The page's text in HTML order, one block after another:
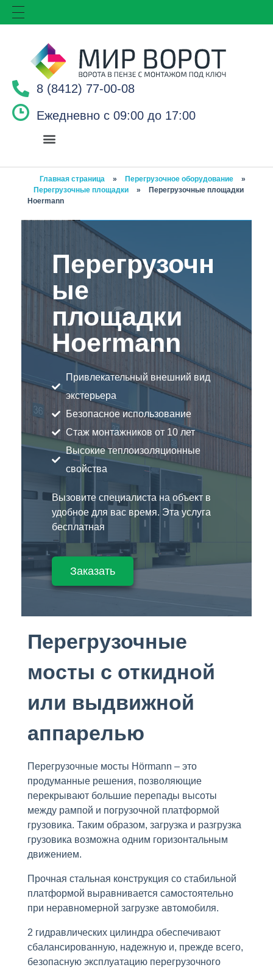
8 (8412) 77-00-08
Ежедневно с 09:00 до 17:00
Главная страница » Перегрузочное оборудование
»
Перегрузочные площадки
»
Перегрузочные площадки
Hoermann
Перегрузочн
ые
площадки
Hoermann
Привлекательный внешний вид
экстерьера
Безопасное использование
Стаж монтажников от 10 лет
Высокие теплоизоляционные
свойства
Вызовите специалиста на объект в
удобное для вас время. Эта услуга
бесплатная
Заказать
Перегрузочные
мосты с откидной
или выдвижной
аппарелью
Перегрузочные мосты Hörmann – это
продуманные решения, позволяющие
перекрывают большие перепады высоты
между рампой и погрузочной платформой
грузовика. Таким образом, загрузка и разгрузка
грузовика возможна одним горизонтальным
движением.
Прочная стальная конструкция со стабильной
платформой выравнивается самостоятельно
при неравномерной загрузке автомобиля.
2 гидравлических цилиндра обеспечивают
сбалансированную, надежную и, прежде всего,
безопасную эксплуатацию перегрузочного